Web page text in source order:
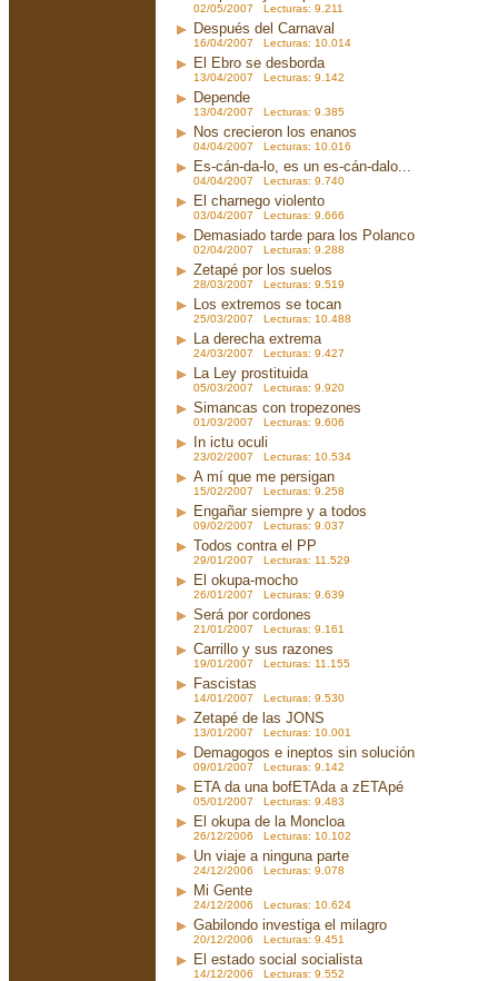
02/05/2007 Lecturas: 9.211
Después del Carnaval
16/04/2007 Lecturas: 10.014
El Ebro se desborda
13/04/2007 Lecturas: 9.142
Depende
13/04/2007 Lecturas: 9.385
Nos crecieron los enanos
04/04/2007 Lecturas: 10.016
Es-cán-da-lo, es un es-cán-dalo...
04/04/2007 Lecturas: 9.740
El charnego violento
03/04/2007 Lecturas: 9.666
Demasiado tarde para los Polanco
02/04/2007 Lecturas: 9.288
Zetapé por los suelos
28/03/2007 Lecturas: 9.519
Los extremos se tocan
25/03/2007 Lecturas: 10.488
La derecha extrema
24/03/2007 Lecturas: 9.427
La Ley prostituida
05/03/2007 Lecturas: 9.920
Simancas con tropezones
01/03/2007 Lecturas: 9.606
In ictu oculi
23/02/2007 Lecturas: 10.534
A mí que me persigan
15/02/2007 Lecturas: 9.258
Engañar siempre y a todos
09/02/2007 Lecturas: 9.037
Todos contra el PP
29/01/2007 Lecturas: 11.529
El okupa-mocho
26/01/2007 Lecturas: 9.639
Será por cordones
21/01/2007 Lecturas: 9.161
Carrillo y sus razones
19/01/2007 Lecturas: 11.155
Fascistas
14/01/2007 Lecturas: 9.530
Zetapé de las JONS
13/01/2007 Lecturas: 10.001
Demagogos e ineptos sin solución
09/01/2007 Lecturas: 9.142
ETA da una bofETAda a zETApé
05/01/2007 Lecturas: 9.483
El okupa de la Moncloa
26/12/2006 Lecturas: 10.102
Un viaje a ninguna parte
24/12/2006 Lecturas: 9.078
Mi Gente
24/12/2006 Lecturas: 10.624
Gabilondo investiga el milagro
20/12/2006 Lecturas: 9.451
El estado social socialista
14/12/2006 Lecturas: 9.552